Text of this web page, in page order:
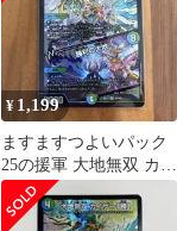
¥ 1,199
ますますつよいパック
25の援軍 大地無双 カイ
ザー 「勝」 / 勝利の大
地